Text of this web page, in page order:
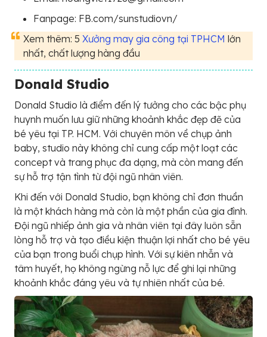
Fanpage: FB.com/sunstudiovn/
Xem thêm: 5 Xưởng may gia công tại TPHCM lớn
nhất, chất lượng hàng đầu
Donald Studio
Donald Studio là điểm đến lý tưởng cho các bậc phụ
huynh muốn lưu giữ những khoảnh khắc đẹp đẽ của
bé yêu tại TP. HCM. Với chuyên môn về chụp ảnh
baby, studio này không chỉ cung cấp một loạt các
concept và trang phục đa dạng, mà còn mang đến
sự hỗ trợ tận tình từ đội ngũ nhân viên.
Khi đến với Donald Studio, bạn không chỉ đơn thuần
là một khách hàng mà còn là một phần của gia đình.
Đội ngũ nhiếp ảnh gia và nhân viên tại đây luôn sẵn
lòng hỗ trợ và tạo điều kiện thuận lợi nhất cho bé yêu
của bạn trong buổi chụp hình. Với sự kiên nhẫn và
tâm huyết, họ không ngừng nỗ lực để ghi lại những
khoảnh khắc đáng yêu và tự nhiên nhất của bé.